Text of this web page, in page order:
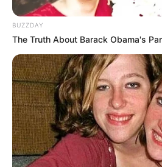
Galau Abis
Fail! 10 Potret Makanan
Dimasak yang Bikin Kamu
Nggak Selera
BUZZDAY
The Truth About Barack Obama's